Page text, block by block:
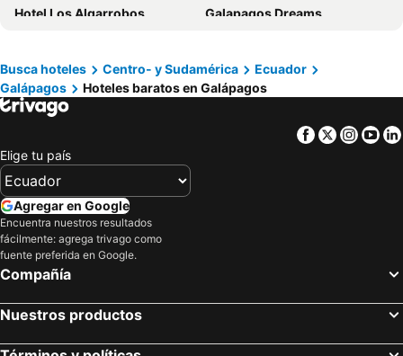
Hotel Los Algarrobos
Galapagos Dreams
Galápagos Isabela Hotel Loja
Hotel Flamingo
Hotel Twin Galápagos
Royal Palm Galapagos, Curio Collection Hotel by Hilton
Blue Marlin Hotel
Galapagos Apartments - Bay View House
Arena Blanca Eco Hotel
Hostal Cattleya
Dolphin House
Galapagos Eco Friendly
Hotel LA GRAN TORTUGA - ᯤ STARLINK
Hotel Mar Azul
Finch Bay Galapagos Hotel
Hotel Ninfa
La Fortaleza De Haro
Busca hoteles Centro- y Sudamérica
Ecuador
Galápagos
Hoteles baratos en Galápagos
Facebook
Twitter
Elige tu país
Agregar en Google
Encuentra nuestros resultados
fácilmente: agrega trivago como
fuente preferida en Google.
Compañía
Nuestros productos